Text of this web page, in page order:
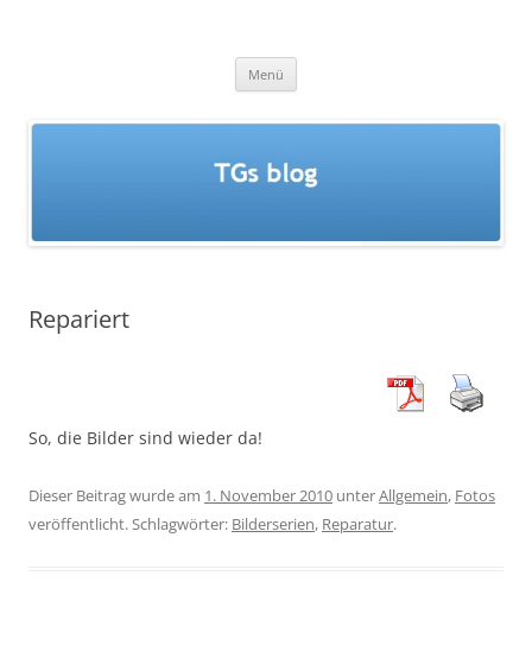
Menü
Repariert
So, die Bilder sind wieder da!
Dieser Beitrag wurde am 1. November 2010 unterAllgemein, Fotos
veröffentlicht. Schlagwörter: Bilderserien, Reparatur.